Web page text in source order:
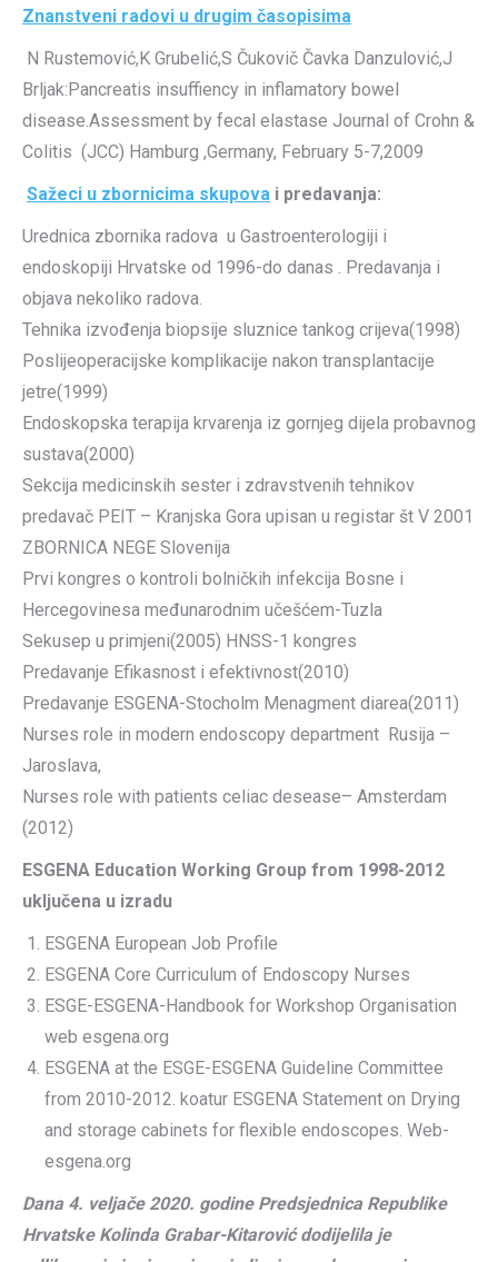
Znanstveni radovi u drugim časopisima
N Rustemović,K Grubelić,S Čukovič Čavka Danzulović,J
Brljak:Pancreatis insuffiency in inflamatory bowel
disease.Assessment by fecal elastase Journal of Crohn &
Colitis (JCC) Hamburg ,Germany, February 5-7,2009
Sažeci u zbornicima skupova i predavanja:
Urednica zbornika radova u Gastroenterologiji i
endoskopiji Hrvatske od 1996-do danas . Predavanja i
objava nekoliko radova.
Tehnika izvođenja biopsije sluznice tankog crijeva(1998)
Poslijeoperacijske komplikacije nakon transplantacije
jetre(1999)
Endoskopska terapija krvarenja iz gornjeg dijela probavnog
sustava(2000)
Sekcija medicinskih sester i zdravstvenih tehnikov
predavač PEIT – Kranjska Gora upisan u registar št V 2001
ZBORNICA NEGE Slovenija
Prvi kongres o kontroli bolničkih infekcija Bosne i
Hercegovinesa međunarodnim učešćem-Tuzla
Sekusep u primjeni(2005) HNSS-1 kongres
Predavanje Efikasnost i efektivnost(2010)
Predavanje ESGENA-Stocholm Menagment diarea(2011)
Nurses role in modern endoscopy department Rusija –
Jaroslava,
Nurses role with patients celiac desease– Amsterdam
(2012)
ESGENA Education Working Group from 1998-2012
uključena u izradu
ESGENA European Job Profile
ESGENA Core Curriculum of Endoscopy Nurses
ESGE-ESGENA-Handbook for Workshop Organisation
web esgena.org
ESGENA at the ESGE-ESGENA Guideline Committee
from 2010-2012. koatur ESGENA Statement on Drying
and storage cabinets for flexible endoscopes. Web-
esgena.org
Dana 4. veljače 2020. godine Predsjednica Republike
Hrvatske Kolinda Grabar-Kitarović dodijelila je